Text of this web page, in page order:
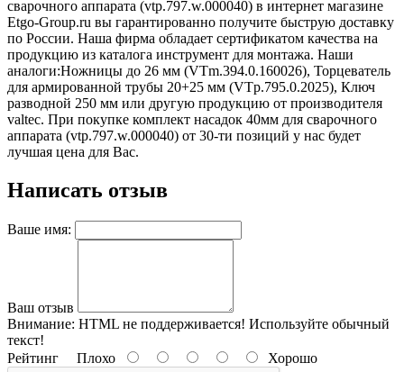
сварочного аппарата (vtp.797.w.000040) в интернет магазине
Etgo-Group.ru вы гарантированно получите быструю доставку
по России. Наша фирма обладает сертификатом качества на
продукцию из каталога инструмент для монтажа. Наши
аналоги:Ножницы до 26 мм (VTm.394.0.160026), Торцеватель
для армированной трубы 20+25 мм (VTp.795.0.2025), Ключ
разводной 250 мм или другую продукцию от производителя
valtec. При покупке комплект насадок 40мм для сварочного
аппарата (vtp.797.w.000040) от 30-ти позиций у нас будет
лучшая цена для Вас.
Написать отзыв
Ваше имя:
Ваш отзыв
Внимание: HTML не поддерживается! Используйте обычный
текст!
Рейтинг Плохо Хорошо